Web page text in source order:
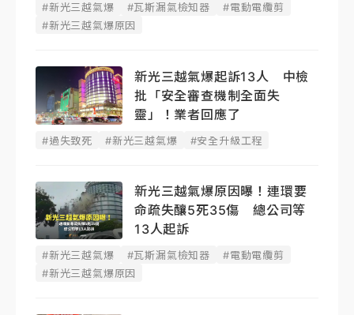
#新光三越氣爆 #瓦斯漏氣檢知器
#電動電纜剪
#新光三越氣爆原因
新光三越氣爆起訴13人 中檢
批「安全審查機制全面失
靈」！業者回應了
#過失致死 #新光三越氣爆 #安全升級工程
新光三越氣爆原因曝！連環要
命疏失釀5死35傷 總公司等
13人起訴
#新光三越氣爆 #瓦斯漏氣檢知器
#電動電纜剪
#新光三越氣爆原因